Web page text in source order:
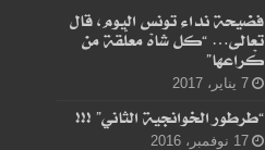
فضيحة نداء تونس اليوم، قال
تعالى… “كل شاهْ معلّقة من
كْراعها”
7 يناير، 2017
“طرطور الخوانجية الثاني” !!!
17 نوفمبر، 2016